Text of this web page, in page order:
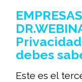
debes
Este es el